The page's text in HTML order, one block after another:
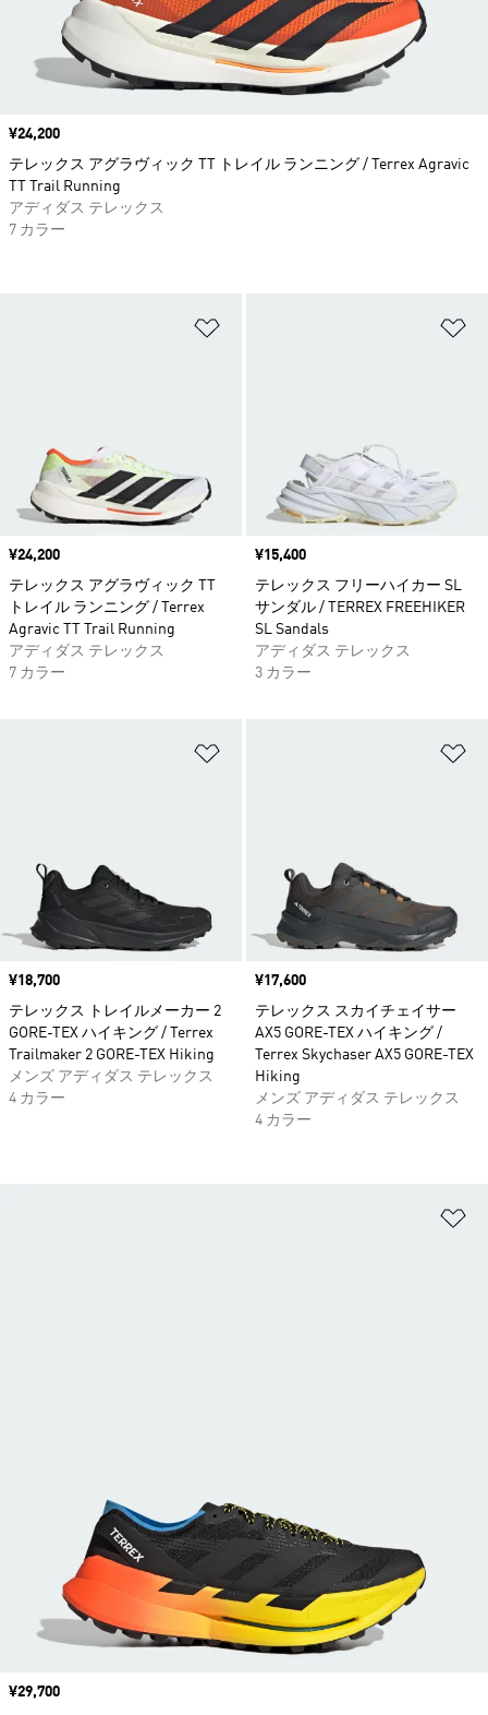
価格
¥24,200
テレックス アグラヴィック TT
トレイル ランニング / Terrex
Agravic TT Trail Running
アディダス テレックス
7 カラー
価格
¥15,400
テレックス フリーハイカー SL
サンダル / TERREX FREEHIKER
SL Sandals
アディダス テレックス
3 カラー
価格
¥18,700
テレックス トレイルメーカー 2
GORE-TEX ハイキング / Terrex
Trailmaker 2 GORE-TEX Hiking
メンズ アディダス テレックス
4 カラー
価格
¥17,600
テレックス スカイチェイサー
AX5 GORE-TEX ハイキング /
Terrex Skychaser AX5 GORE-TEX
Hiking
メンズ アディダス テレックス
4 カラー
価格
¥29,700
価格
¥24,200
テレックス アグラヴィック TT トレイル ランニング / Terrex Agravic
TT Trail Running
アディダス テレックス
7 カラー